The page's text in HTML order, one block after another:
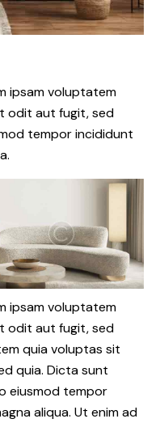
ipsam voluptatem
odit aut fugit, sed
tempor incididunt
ipsam voluptatem
odit aut fugit, sed
quia voluptas sit
quia. Dicta sunt
eiusmod tempor
aliqua. Ut enim ad